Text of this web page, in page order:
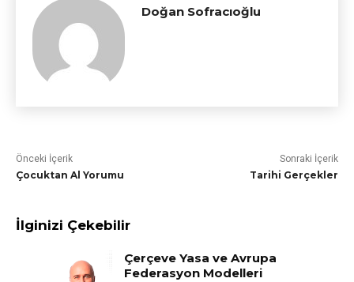
Doğan Sofracıoğlu
Önceki İçerik
Çocuktan Al Yorumu
Sonraki İçerik
Tarihi Gerçekler
İlginizi Çekebilir
Çerçeve Yasa ve Avrupa
Federasyon Modelleri